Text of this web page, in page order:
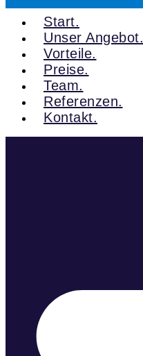
Start.
Unser Angebot.
Vorteile.
Preise.
Team.
Referenzen.
Kontakt.